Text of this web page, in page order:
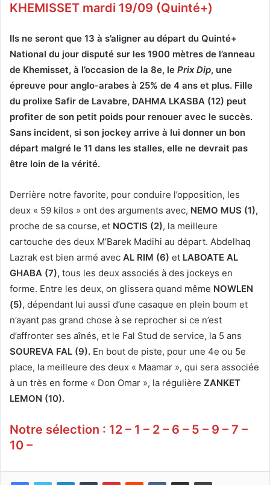
KHEMISSET mardi 19/09 (Quinté+)
Ils ne seront que 13 à s’aligner au départ du Quinté+
National du jour disputé sur les 1900 mètres de l’anneau
de Khemisset, à l’occasion de la 8e, le Prix Dip, une
épreuve pour anglo-arabes à 25% de 4 ans et plus. Fille
du prolixe Safir de Lavabre, DAHMA LKASBA (12) peut
profiter de son petit poids pour renouer avec le succès.
Sans incident, si son jockey arrive à lui donner un bon
départ malgré le 11 dans les stalles, elle ne devrait pas
être loin de la vérité.
Derrière notre favorite, pour conduire l’opposition, les
deux « 59 kilos » ont des arguments avec, NEMO MUS (1),
proche de sa course, et NOCTIS (2), la meilleure
cartouche des deux M’Barek Madihi au départ. Abdelhaq
Lazrak est bien armé avec AL RIM (6) et LABOATE AL
GHABA (7), tous les deux associés à des jockeys en
forme. Entre les deux, on glissera quand même NOWLEN
(5), dépendant lui aussi d’une casaque en plein boum et
n’ayant pas grand chose à se reprocher si ce n’est
d’affronter ses aînés, et le Fal Stud de service, la 5 ans
SOUREVA FAL (9). En bout de piste, pour une 4e ou 5e
place, la meilleure des deux « Maamar », qui sera associée
à un très en forme « Don Omar », la régulière ZANKET
LEMON (10).
Notre sélection : 12 – 1 – 2 – 6 – 5 – 9 – 7 –
10 –